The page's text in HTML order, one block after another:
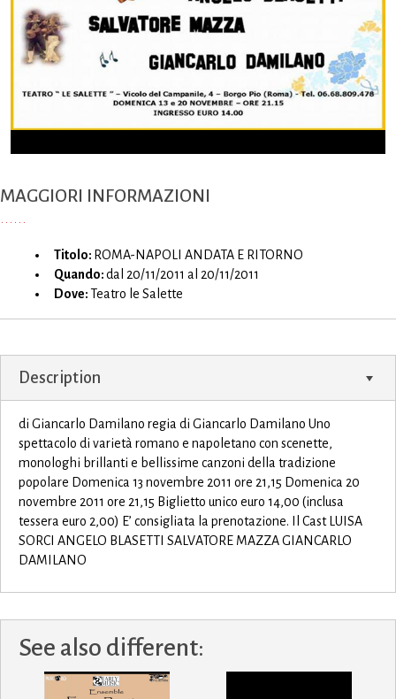
MAGGIORI INFORMAZIONI
Titolo: ROMA-NAPOLI ANDATA E RITORNO
Quando:dal 20/11/2011 al 20/11/2011
Dove:Teatro le Salette
Description
di Giancarlo Damilano regia di Giancarlo Damilano Uno
spettacolo di varietà romano e napoletano con scenette,
monologhi brillanti e bellissime canzoni della tradizione
popolare Domenica 13 novembre 2011 ore 21,15 Domenica 20
novembre 2011 ore 21,15 Biglietto unico euro 14,00 (inclusa
tessera euro 2,00) E’ consigliata la prenotazione. Il Cast LUISA
SORCI ANGELO BLASETTI SALVATORE MAZZA GIANCARLO
DAMILANO
See also different: